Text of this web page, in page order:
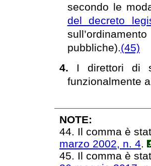
secondo le
del decreto
pubbliche).(45)
4. I direttori di
funzionalmente
NOTE:
44. Il comma è
marzo 2002, n. 4.
45. Il comma è